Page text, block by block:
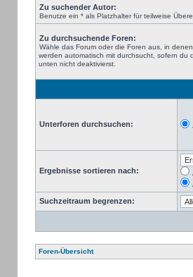
Zu suchender Autor:
Benutze ein * als Platzhalter für teilweise
Zu durchsuchende Foren:
Wähle das Forum oder die Foren aus, in
werden automatisch mit durchsucht, sofern du
unten nicht deaktivierst.
Unterforen durchsuchen:
Ergebnisse sortieren nach:
Suchzeitraum begrenzen:
Foren-Übersicht